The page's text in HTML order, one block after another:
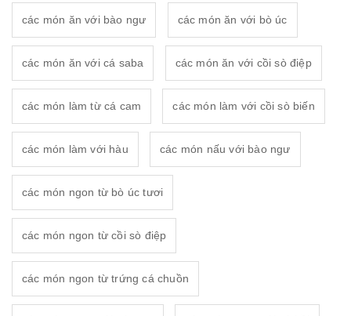
các món ăn với bào ngư các món ăn với bò úc
các món ăn với cá saba các món ăn với cồi sò điệp
các món làm từ cá cam các món làm với cồi sò biến
các món làm với hàu các món nấu với bào ngư
các món ngon từ bò úc tươi
các món ngon từ cồi sò điệp
các món ngon từ trứng cá chuồn